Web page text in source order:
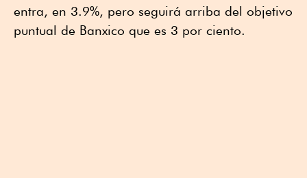
entra, en 3.9%, pero seguirá arriba del objetivo
puntual de Banxico que es 3 por ciento.